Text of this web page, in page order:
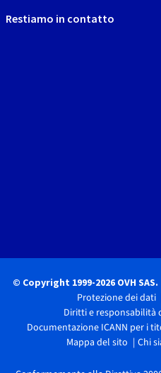
Restiamo in contatto
© Copyright 1999-2026 OVH SAS.
Protezione dei dati
Diritti e
Documentazione ICANN per i
Mappa del sito
Chi